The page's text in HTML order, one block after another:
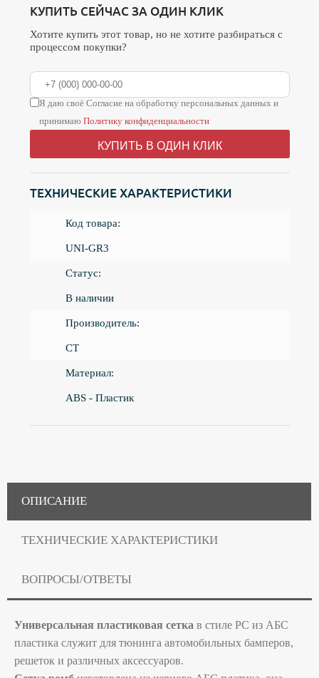
КУПИТЬ СЕЙЧАС ЗА ОДИН КЛИК
Хотите купить этот товар, но не хотите разбираться с
процессом покупки?
Я даю своё Согласие на обработку персональных данных и
принимаю Политику конфиденциальности
КУПИТЬ В ОДИН КЛИК
ТЕХНИЧЕСКИЕ ХАРАКТЕРИСТИКИ
Код товара:
UNI-GR3
Статус:
В наличии
Производитель:
CT
Материал:
ABS - Пластик
ОПИСАНИЕ
ТЕХНИЧЕСКИЕ ХАРАКТЕРИСТИКИ
ВОПРОСЫ/ОТВЕТЫ
Универсальная пластиковая сетка в стиле РС из АБС
пластика служит для тюнинга автомобильных бамперов,
решеток и различных аксессуаров.